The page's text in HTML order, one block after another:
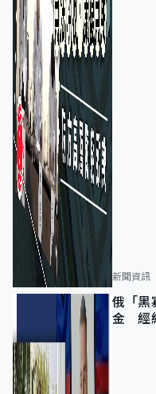
新聞資訊
俄「黑
金 經